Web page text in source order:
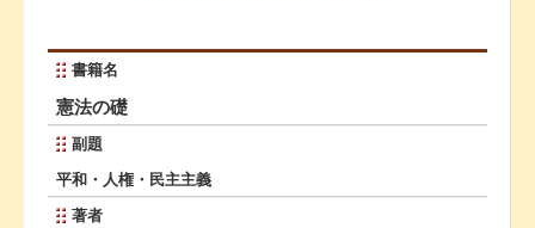
書籍名
憲法の礎
副題
平和・人権・民主主義
著者